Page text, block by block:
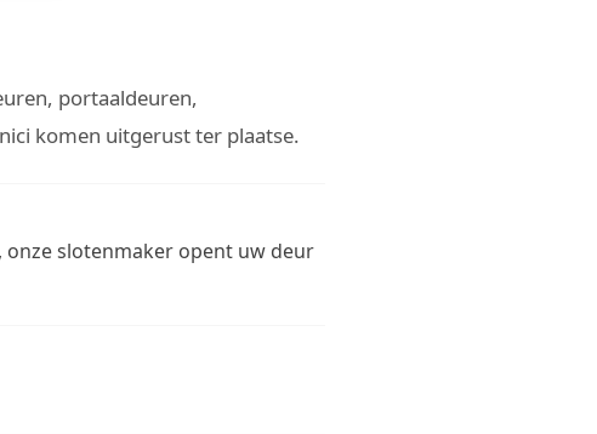
portaaldeuren,
komen uitgerust ter plaatse.
slotenmaker opent uw deur